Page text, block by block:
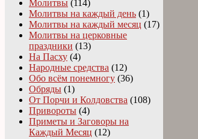
Молитвы (114)
Молитвы на каждый день (1)
Молитвы на каждый месяц (17)
Молитвы на церковные
праздники (13)
На Пасху (4)
Народные средства (12)
Обо всём понемногу (36)
Обряды (1)
От Порчи и Колдовства (108)
Привороты (4)
Приметы и Заговоры на
Каждый Месяц (12)